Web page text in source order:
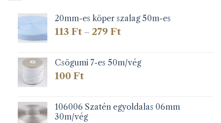
20mm-es köper szalag 50m-es
113 Ft – 279 FtÁrtartomány:
279 Ft
Csögumi 7-es 50m/vég
100 Ft
106006 Szatén egyoldalas 06mm
30m/vég